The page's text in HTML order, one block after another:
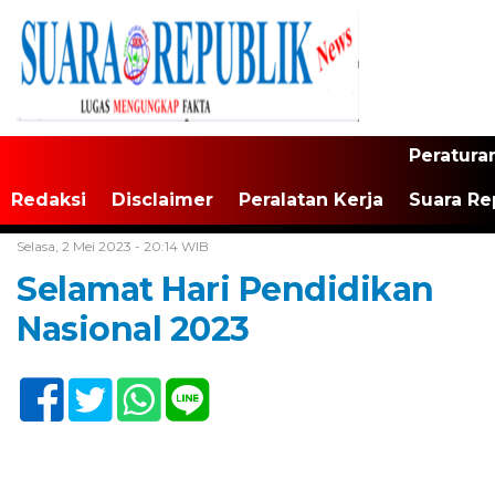
Redaksi Disclaimer Peralatan Kerja Suara
Selasa, 2 Mei 2023 - 20:14 WIB
Selamat Hari Pendidikan
Nasional 2023